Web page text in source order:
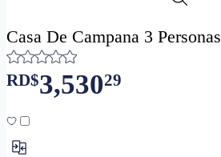
Casa De Campana 3 Personas
RD$3,53029